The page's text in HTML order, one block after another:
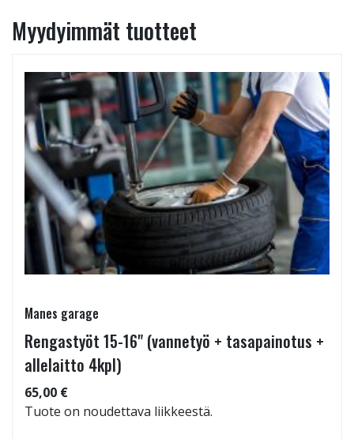
Myydyimmät tuotteet
Manes garage
Rengastyöt 15-16" (vannetyö + tasapainotus +
allelaitto 4kpl)
65,00 €
Tuote on noudettava liikkeestä.